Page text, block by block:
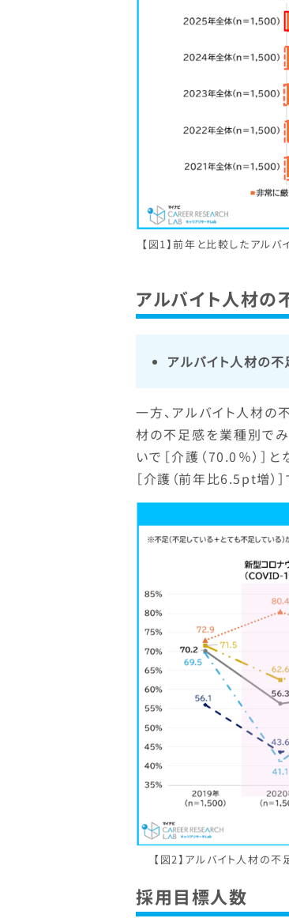
【図1】前年と比較したアル
アルバイト人材の
アルバイト人材の
一方、アルバイト人材の
材の不足感を業種別でみ
いで［介護（70.0％）］
［介護（前年比6.5pt増）
【図2】アルバイト人材の
採用目標人数